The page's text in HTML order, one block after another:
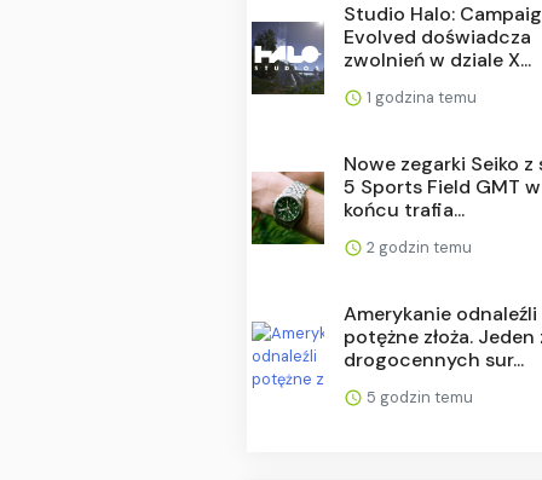
Studio Halo:
Evolved doświadcza
zwolnień w dziale X...
1 godzina temu
Nowe zegarki Seiko z
5 Sports Field GMT w
końcu trafia...
2 godzin temu
Amerykanie odnaleźli
potężne złoża. Jeden
drogocennych sur...
5 godzin temu